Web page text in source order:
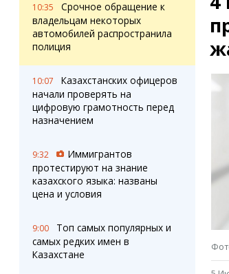
Рассылка новостей
Персоны
Интервью
Блогер «ЕШКА»
Лента блогера
Штрихи
Коллаж недели
Ешкин гороскоп
Карты
Мой
Фото
Видео
10:35
Срочное обращение к
владельцам некоторых
автомобилей распространила
полиция
10:07
Казахстанских офицеров
начали проверять на
цифровую грамотность перед
назначением
9:32
Иммигрантов
протестируют на знание
казахского языка: названы
цена и условия
9:00
Топ самых популярных и
самых редких имен в
Казахстане